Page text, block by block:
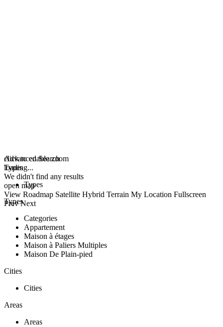
click to enable zoom
loading...
We didn't find any results
open map
View Roadmap Satellite Hybrid Terrain My Location Fullscreen
Prev Next
Advanced Search
Types
Types
Types
Categories
Appartement
Maison à étages
Maison à Paliers Multiples
Maison De Plain-pied
Cities
Cities
Areas
Areas